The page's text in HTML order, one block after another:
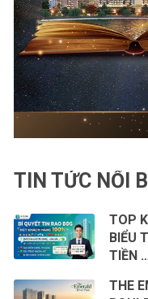
TIN TỨC NỔI
TOP
BIỂU
TIỀN
THE